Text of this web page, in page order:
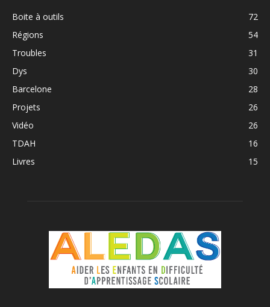
Boite à outils
72
Régions
54
Troubles
31
Dys
30
Barcelone
28
Projets
26
Vidéo
26
TDAH
16
Livres
15